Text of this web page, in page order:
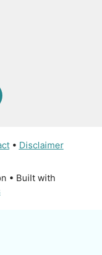
• Disclaimer
• Built with